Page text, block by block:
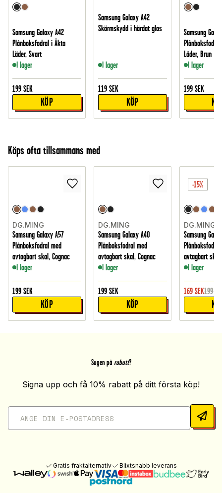
Samsung Galaxy A42
Plånboksfodral i Äkta
Läder, Svart
I lager
199 SEK
KÖP
Samsung Galaxy A42
Skärmskydd i härdat glas
I lager
119 SEK
KÖP
Samsung
Läder, Brun
I lager
199 SEK
Köps ofta tillsammans med
DG.MING
Samsung Galaxy A57
Plånboksfodral med
avtagbart skal, Cognac
I lager
199 SEK
KÖP
DG.MING
Samsung Galaxy A40
Plånboksfodral med
avtagbart skal, Cognac
I lager
199 SEK
KÖP
-15%
DG.MING
Samsung
avtagbart
I lager
169 SEK199
Sugen på rabatt?
Signa upp och få 10% rabatt på ditt första köp!
Gratis fraktalternativ Blixtsnabb leverans